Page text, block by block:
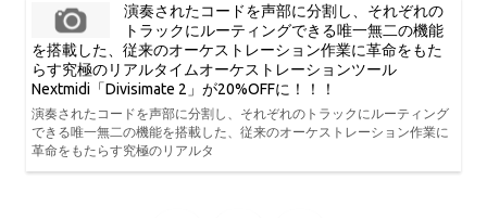
演奏されたコードを声部に分割し、それぞれの
トラックにルーティングできる唯一無二の機能
を搭載した、従来のオーケストレーション作業に革命をもた
らす究極のリアルタイムオーケストレーションツール
Nextmidi「Divisimate 2」が20%OFFに！！！
演奏されたコードを声部に分割し、それぞれのトラックにルーティング
できる唯一無二の機能を搭載した、従来のオーケストレーション作業に
革命をもたらす究極のリアルタ